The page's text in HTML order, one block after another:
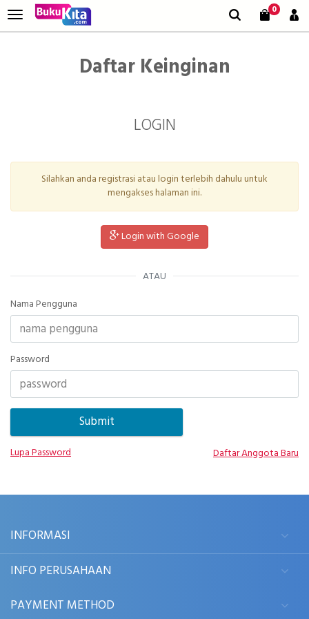
0
Daftar Keinginan
LOGIN
Silahkan anda registrasi atau login terlebih dahulu untuk
mengakses halaman ini.
Login with Google
ATAU
Nama Pengguna
Password
Lupa Password Daftar Anggota Baru
INFORMASI
INFO PERUSAHAAN
PAYMENT METHOD